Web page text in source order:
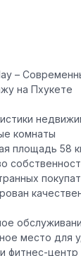
–
на Пхукете
комнаты
площадь 58
место для
фитнес-центр